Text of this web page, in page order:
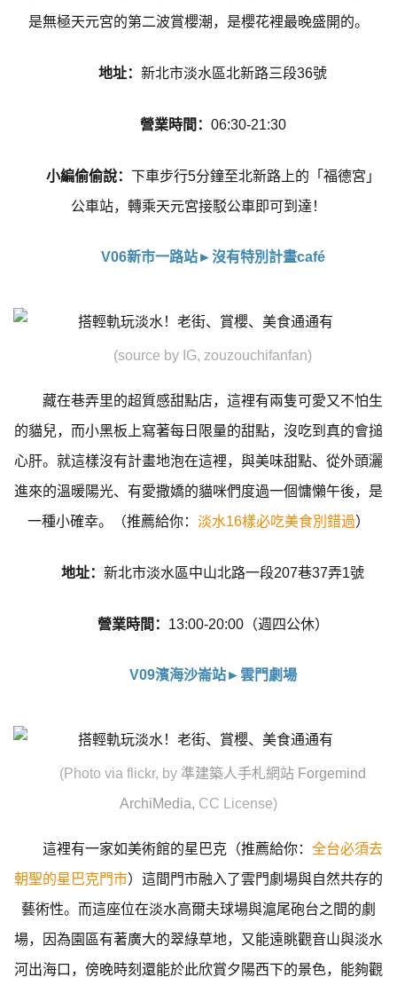
是無極天元宮的第二波賞櫻潮，是櫻花裡最晚盛開的。
地址： 新北市淡水區北新路三段36號
營業時間： 06:30-21:30
小編偷偷說： 下車步行5分鐘至北新路上的「福德宮」
公車站，轉乘天元宮接駁公車即可到達！
V06新市一路站►沒有特別計畫café
(source by IG, zouzouchifanfan)
藏在巷弄里的超質感甜點店，這裡有兩隻可愛又不怕生
的貓兒，而小黑板上寫著每日限量的甜點，沒吃到真的會搥
心肝。就這樣沒有計畫地泡在這裡，與美味甜點、從外頭灑
進來的溫暖陽光、有愛撒嬌的貓咪們度過一個慵懶午後，是
一種小確幸。（推薦給你： 淡水16樣必吃美食別錯過）
地址： 新北市淡水區中山北路一段207巷37弄1號
營業時間： 13:00-20:00（週四公休）
V09濱海沙崙站►雲門劇場
(Photo via flickr, by 準建築人手札網站 Forgemind
ArchiMedia, CC License)
這裡有一家如美術館的星巴克（推薦給你： 全台必須去
朝聖的星巴克門市）這間門市融入了雲門劇場與自然共存的
藝術性。而這座位在淡水高爾夫球場與滬尾砲台之間的劇
場，因為園區有著廣大的翠綠草地，又能遠眺觀音山與淡水
河出海口，傍晚時刻還能於此欣賞夕陽西下的景色，能夠觀